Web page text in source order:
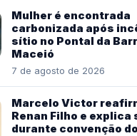
Mulher é encontrada
carbonizada após
sítio no Pontal da
Maceió
7 de agosto de 2026
Marcelo Victor
Renan Filho e explica
durante convenção